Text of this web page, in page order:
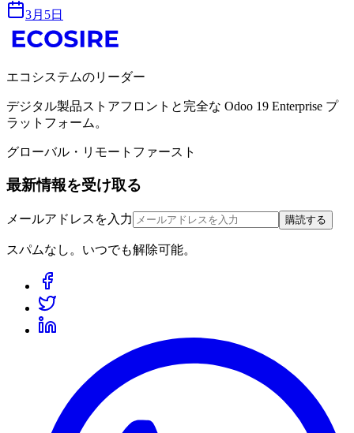
3月5日
エコシステムのリーダー
デジタル製品ストアフロントと完全な Odoo 19 Enterprise プ
ラットフォーム。
グローバル・リモートファースト
最新情報を受け取る
メールアドレスを入力 購読する
スパムなし。いつでも解除可能。